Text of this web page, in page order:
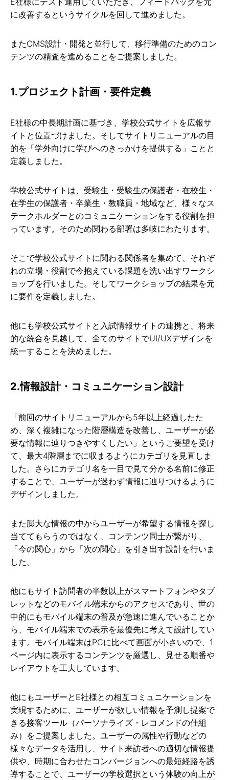
に改善するというサイクルを回して進めました。
またCMS設計・開発と並行して、移行準備のためのコン
テンツの精査を進めることをご提案しました。
1.プロジェクト計画・要件定義
E社様の中長期計画に基づき、学校公式サイトを広報サ
イトと位置づけました。そしてサイトリニューアルの目
的を「学外向けに学びへのきっかけを提供する」ことと
定義しました。
学校公式サイトは、受験生・受験生の保護者・在校生・
在学生の保護者・卒業生・教職員・地域など、様々なス
テークホルダーとのコミュニケーションをする役割を担
っています。そのため関わる部署は多岐にわたります。
そこで学校公式サイトに関わる関係者を集めて、それぞ
れの立場・役割で今抱えている課題を洗い出すワークシ
ョップを行いました。そしてワークショップの結果を元
に要件を定義しました。
他にも学校公式サイトと入試情報サイトの連携と、将来
的な統合を見越して、全てのサイトでUI/UXデザインを
統一することを決めました。
2.情報設計・コミュニケーション設計
「前回のサイトリニューアルから5年以上経過したた
め、深く複雑になった階層構造を改善し、ユーザーが必
要な情報に辿りつきやすくしたい」というご要望を受け
て、最大4階層までに収まるようにカテゴリを見直しま
した。さらにカテゴリ名を一目で見て分かる名前に修正
することで、ユーザーが迷わず情報に辿りつけるように
デザインしました。
また膨大な情報の中からユーザーが希望する情報を探し
当ててもらうのではなく、コンテンツ同士が繋がり、
「今の関心」から「次の関心」を引き出す設計を行いま
した。
他にもサイト訪問者の半数以上がスマートフォンやタブ
レットなどのモバイル端末からのアクセスであり、世の
中的にもモバイル端末の普及が急速に進んでいることか
ら、モバイル端末での表示を最優先に考えて設計してい
ます。モバイル端末はPCに比べて画面が小さいので、1
ページ内に表示するコンテンツを厳選し、見せる順番や
レイアウトを工夫しています。
他にもユーザーとE社様との相互コミュニケーションを
実現するために、ユーザーが欲しい情報を予測し提案で
きる接客ツール（パーソナライズ・レコメンドの仕組
み）をご提案しました。ユーザーの属性や行動などの
様々なデータを活用し、サイト来訪者への適切な情報提
供や、時期に合わせたコンバージョンへの最短経路を誘
導することで、ユーザーの学校選択という体験の向上が